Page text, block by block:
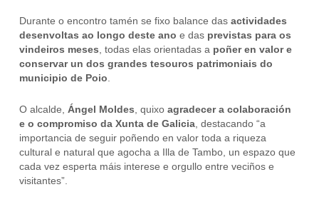
Durante o encontro tamén se fixo balance dasactividades
desenvoltas ao longo deste ano e das previstas para os
vindeiros meses , todas elas orientadas a poñer en valor e
conservar un dos grandes tesouros patrimoniais do
municipio de Poio
O alcalde, Ángel Moldes , quixoagradecer a colaboración
e o compromiso da Xunta de Galicia , destacando “a
importancia de seguir poñendo en valor toda a riqueza
cultural e natural que agocha a Illa de Tambo, un espazo que
cada vez esperta máis interese e orgullo entre veciños e
visitantes”.